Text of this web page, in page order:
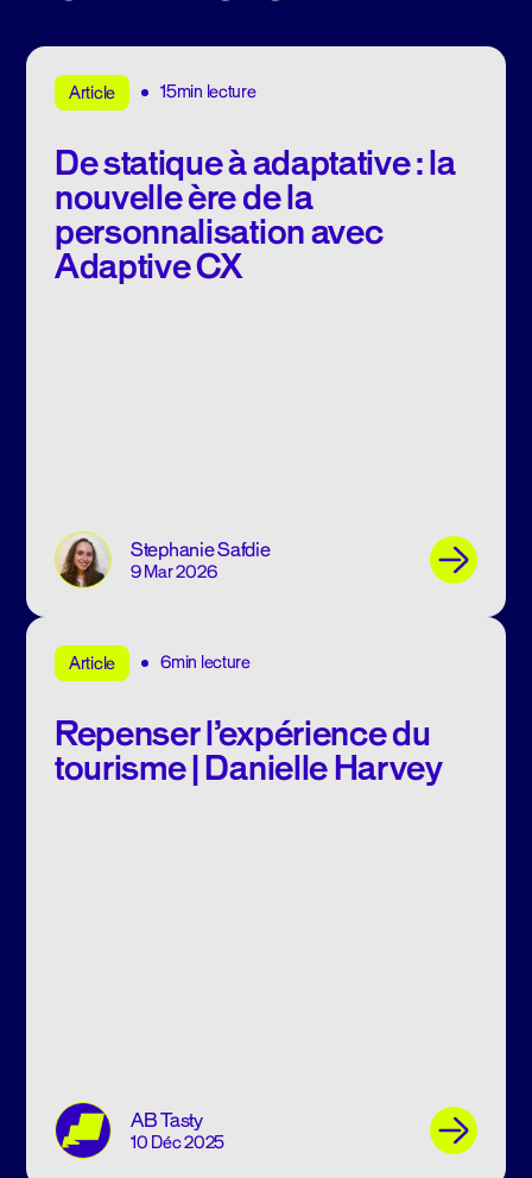
Article 15min lecture
De statique à adaptative : la
nouvelle ère de la
personnalisation avec
Adaptive CX
Stephanie Safdie
9 Mar 2026
Article 6min lecture
Repenser l’expérience du
tourisme | Danielle Harvey
AB Tasty
10 Déc 2025